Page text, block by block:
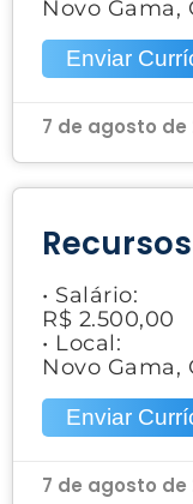
Novo Gama,
Enviar
7 de agosto de
• Salário:
R$ 2.500,00
• Local:
Novo Gama,
Enviar
7 de agosto de